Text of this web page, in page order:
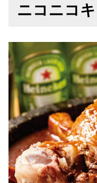
ニコニコ